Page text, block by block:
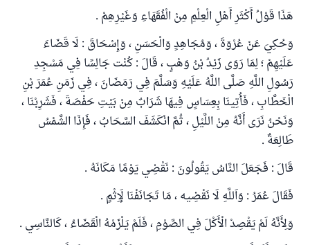
هَذَا قَوْلُ أَكْثَرِ أَهْلِ الْعِلْمِ مِنْ الْفُقَهَاءِ وَغَيْرِهِمْ .
وَحُكِيَ عَنْ عُرْوَةَ ، وَمُجَاهِدٍ وَالْحَسَنِ ، وَإِسْحَاقَ : لَا قَضَاءَ
عَلَيْهِمْ ؛ لِمَا رَوَى زَيْدُ بْنُ وَهْبٍ ، قَالَ : كُنْت جَالِسًا فِي مَسْجِدِ
رَسُولِ اللَّهِ صَلَّى اللَّهُ عَلَيْهِ وَسَلَّمَ فِي رَمَضَانَ ، فِي زَمَنِ عُمَرَ بْنِ
الْخَطَّابِ ، فَأُتِينَا بِعِسَاسٍ فِيهَا شَرَابٌ مِنْ بَيْتِ حَفْصَةَ ، فَشَرِبْنَا ،
وَنَحْنُ نَرَى أَنَّهُ مِنْ اللَّيْلِ ، ثُمَّ انْكَشَفَ السَّحَابُ ، فَإِذَا الشَّمْسُ
طَالِعَةٌ .
قَالَ : فَجَعَلَ النَّاسُ يَقُولُونَ : نَقْضِي يَوْمًا مَكَانَهُ .
فَقَالَ عُمَرُ : وَاَللَّهِ لَا نَقْضِيه ، مَا تَجَانَفْنَا لَإِثْمٍ .
وَلِأَنَّهُ لَمْ يَقْصِدْ الْأَكْلَ فِي الصَّوْمِ ، فَلَمْ يَلْزَمْهُ الْقَضَاءُ ، كَالنَّاسِي .